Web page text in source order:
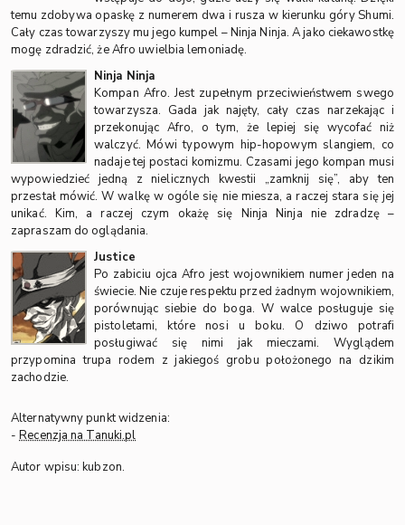
temu zdobywa opaskę z numerem dwa i rusza w kierunku góry Shumi.
Cały czas towarzyszy mu jego kumpel – Ninja Ninja. A jako ciekawostkę
mogę zdradzić, że Afro uwielbia lemoniadę.
Ninja Ninja
Kompan Afro. Jest zupełnym przeciwieństwem swego
towarzysza. Gada jak najęty, cały czas narzekając i
przekonując Afro, o tym, że lepiej się wycofać niż
walczyć. Mówi typowym hip-hopowym slangiem, co
nadaje tej postaci komizmu. Czasami jego kompan musi
wypowiedzieć jedną z nielicznych kwestii „zamknij się”, aby ten
przestał mówić. W walkę w ogóle się nie miesza, a raczej stara się jej
unikać. Kim, a raczej czym okażę się Ninja Ninja nie zdradzę –
zapraszam do oglądania.
Justice
Po zabiciu ojca Afro jest wojownikiem numer jeden na
świecie. Nie czuje respektu przed żadnym wojownikiem,
porównując siebie do boga. W walce posługuje się
pistoletami, które nosi u boku. O dziwo potrafi
posługiwać się nimi jak mieczami. Wyglądem
przypomina trupa rodem z jakiegoś grobu położonego na dzikim
zachodzie.
Alternatywny punkt widzenia:
-Recenzja na Tanuki.pl
Autor wpisu: kubzon.